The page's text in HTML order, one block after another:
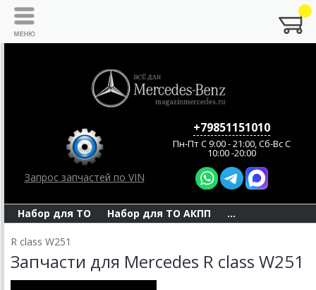
Запрос запчастей по VIN
+79851151010
Пн-Пт C 9:00 - 21:00, Сб-Вс С
10:00 -20:00
Набор для ТО Набор для ТО АКПП ...
R class W251
Запчасти для Mercedes R class W251